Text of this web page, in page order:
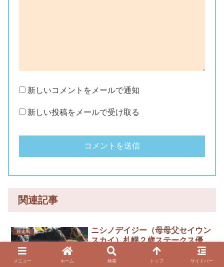
新しいコメントをメールで通知
新しい投稿をメールで受け取る
関連記事
競走馬
ニシノデイジー（母母父セイウン
スカイ）札幌２歳ステークス優
勝！
メニュー ホーム 検索 トップ サイドバー